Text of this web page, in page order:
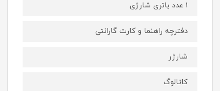
1 عدد باتری شارژی
دفترچه راهنما و کارت گارانتی
شارژر
کاتالوگ